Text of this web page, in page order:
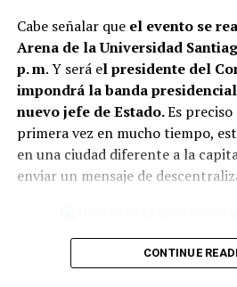
espacio innecesario en el closet,
prendas pueden dificultar la
del ambiente.
Lee también: Conoce todos los
será la posesión presidencial
Espriella
Conservarlas puede significar
Cabe señalar que el evento se
Arena de la Universidad
p. m. Y será el presidente del
impondrá la banda
nuevo jefe de Estado.Es
primera vez en mucho tiempo,
en una ciudad diferente a la
enviar un mensaje de
CONTINUE